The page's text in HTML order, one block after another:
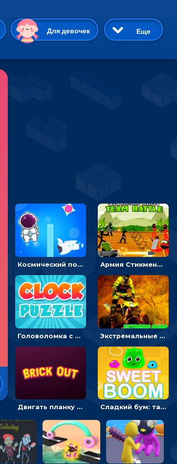
Для девочек
Приключения
Еще
Космический побег: двигать космонавта, чтобы попасть к кораблю Армия Стикмена: командный бой - сыграй на двоих
Головоломка с часами для детей: читать время по циферблату Экстремальные пазлы с квадроциклами: собирать крутые тачки
Двигать планку и бить шариком по цветным блокам - гиперказуальная Сладкий бум: тапнуть, чтобы взорвать желейки - головоломка